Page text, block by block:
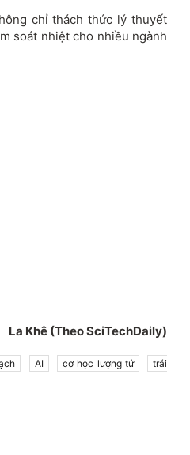
chỉ thách thức lý thuyết
soát nhiệt cho nhiều ngành
La Khê (Theo SciTechDaily)
AI cơ học lượng tử
trái